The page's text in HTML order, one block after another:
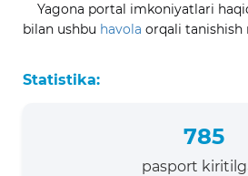
Yagona portal imkoniyatlari
bilan ushbu havola orqali tanishish
Statistika:
785
pasport